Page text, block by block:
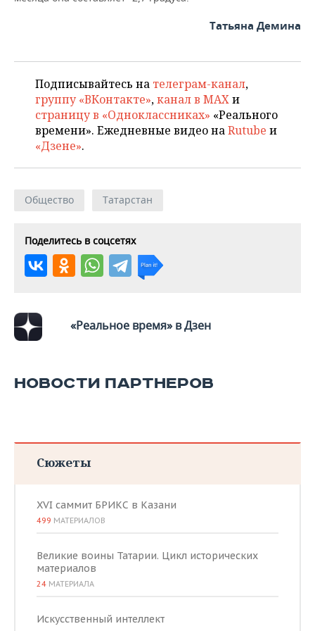
Татьяна Демина
Подписывайтесь на телеграм-канал,
группу «ВКонтакте»,канал в MAXи
страницу в «Одноклассниках» «Реального
времени». Ежедневные видео наRutube и
«Дзене».
Общество Татарстан
Поделитесь в соцсетях
«Реальное время» в Дзен
НОВОСТИ ПАРТНЕРОВ
Сюжеты
XVI саммит БРИКС в Казани
499 МАТЕРИАЛОВ
Великие воины Татарии. Цикл исторических
материалов
24 МАТЕРИАЛА
Искусственный интеллект